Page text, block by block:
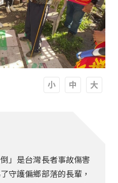
」是台灣長者事故傷害
守護偏鄉部落的長輩，